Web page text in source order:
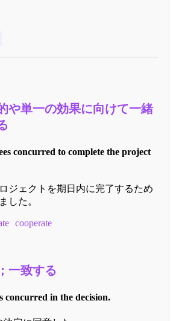
や単一の効果に向けて一緒
concurred to complete the project
ジェクトを期日内に完了するため
した。
cooperate
一致する
concurred in the decision.